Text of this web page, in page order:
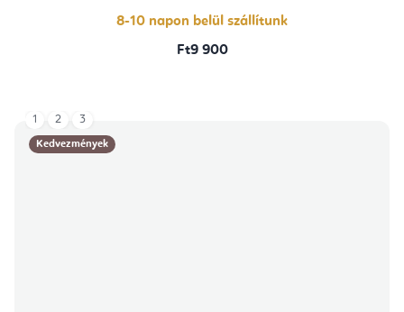
8-10 napon belül szállítunk
Ft9 900
Kedvezmények
1 2 3